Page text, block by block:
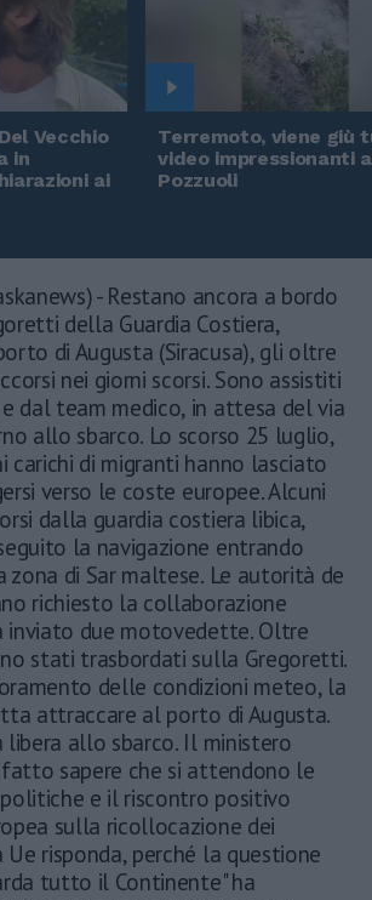
Vecchio
in
ai
Terremoto, viene giù
video impressionanti a
Pozzuoli
- Restano ancora a bordo
della Guardia Costiera,
di Augusta (Siracusa), gli oltre
nei giorni scorsi. Sono assistiti
dal team medico, in attesa del via
allo sbarco. Lo scorso 25 luglio,
carichi di migranti hanno lasciato
verso le coste europee. Alcuni
dalla guardia costiera libica,
la navigazione entrando
di Sar maltese. Le autorità de
richiesto la collaborazione
inviato due motovedette. Oltre
stati trasbordati sulla Gregoretti.
delle condizioni meteo, la
attraccare al porto di Augusta.
libera allo sbarco. Il ministero
sapere che si attendono le
e il riscontro positivo
sulla ricollocazione dei
Ue risponda, perché la questione
tutto il Continente" ha